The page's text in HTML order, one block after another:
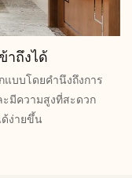
าถึงได้
แบบโดยคำนึงถึงการ
ะมีความสูงที่สะดวก
ง่ายขึ้น